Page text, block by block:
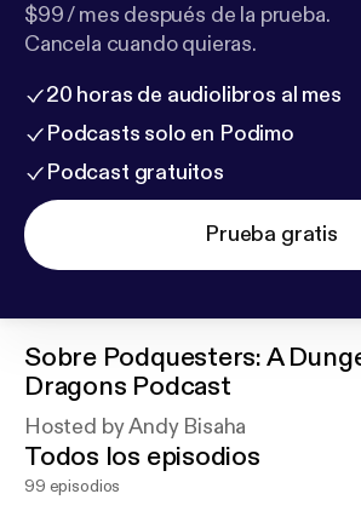
$99 / mes después de la prueba.
Cancela cuando quieras.
20 horas de audiolibros al mes
Podcasts solo en Podimo
Podcast gratuitos
Prueba gratis
Sobre Podquesters: A
Dragons Podcast
Hosted by Andy Bisaha
Todos los episodios
99 episodios